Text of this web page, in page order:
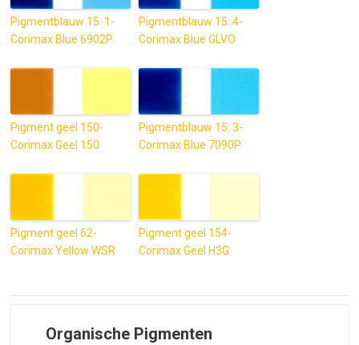
Pigmentblauw 15: 1-
Corimax Blue 6902P
Pigmentblauw 15: 4-
Corimax Blue GLVO
Pigment geel 150-
Corimax Geel 150
Pigmentblauw 15: 3-
Corimax Blue 7090P
Pigment geel 62-
Corimax Yellow WSR
Pigment geel 154-
Corimax Geel H3G
Organische Pigmenten